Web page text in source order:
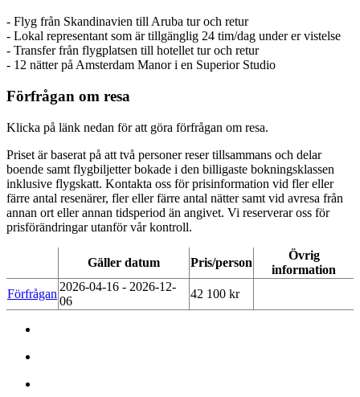
- Flyg från Skandinavien till Aruba tur och retur
- Lokal representant som är tillgänglig 24 tim/dag under er vistelse
- Transfer från flygplatsen till hotellet tur och retur
- 12 nätter på Amsterdam Manor i en Superior Studio
Förfrågan om resa
Klicka på länk nedan för att göra förfrågan om resa.
Priset är baserat på att två personer reser tillsammans och delar
boende samt flygbiljetter bokade i den billigaste bokningsklassen
inklusive flygskatt. Kontakta oss för prisinformation vid fler eller
färre antal resenärer, fler eller färre antal nätter samt vid avresa från
annan ort eller annan tidsperiod än angivet. Vi reserverar oss för
prisförändringar utanför vår kontroll.
Gäller datum Pris/person
Övrig
information
Förfrågan
2026-04-16 - 2026-12-
06
42 100 kr